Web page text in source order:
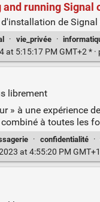
running Signal
de
· vie_privée ·
at 5:15:17 PM GMT+2 * ·
librement
» à une expérience
combiné à toutes les
· confidentialité ·
at 4:55:20 PM GMT+1